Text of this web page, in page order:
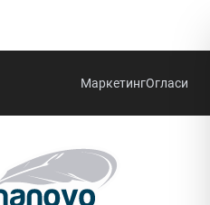
МаркетингОгласи